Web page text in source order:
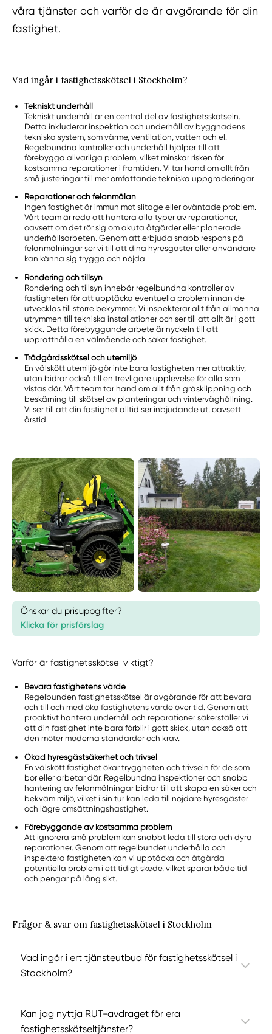
våra tjänster och varför de är avgörande för din
fastighet.
Vad ingår i fastighetsskötsel i Stockholm?
Tekniskt underhåll
Tekniskt underhåll är en central del av fastighetsskötseln.
Detta inkluderar inspektion och underhåll av byggnadens
tekniska system, som värme, ventilation, vatten och el.
Regelbundna kontroller och underhåll hjälper till att
förebygga allvarliga problem, vilket minskar risken för
kostsamma reparationer i framtiden. Vi tar hand om allt från
små justeringar till mer omfattande tekniska uppgraderingar.
Reparationer och felanmälan
Ingen fastighet är immun mot slitage eller oväntade problem.
Vårt team är redo att hantera alla typer av reparationer,
oavsett om det rör sig om akuta åtgärder eller planerade
underhållsarbeten. Genom att erbjuda snabb respons på
felanmälningar ser vi till att dina hyresgäster eller användare
kan känna sig trygga och nöjda.
Rondering och tillsyn
Rondering och tillsyn innebär regelbundna kontroller av
fastigheten för att upptäcka eventuella problem innan de
utvecklas till större bekymmer. Vi inspekterar allt från allmänna
utrymmen till tekniska installationer och ser till att allt är i gott
skick. Detta förebyggande arbete är nyckeln till att
upprätthålla en välmående och säker fastighet.
Trädgårdsskötsel och utemiljö
En välskött utemiljö gör inte bara fastigheten mer attraktiv,
utan bidrar också till en trevligare upplevelse för alla som
vistas där. Vårt team tar hand om allt från gräsklippning och
beskärning till skötsel av planteringar och vinterväghållning.
Vi ser till att din fastighet alltid ser inbjudande ut, oavsett
årstid.
Önskar du prisuppgifter?
Klicka för prisförslag
Varför är fastighetsskötsel viktigt?
Bevara fastighetens värde
Regelbunden fastighetsskötsel är avgörande för att bevara
och till och med öka fastighetens värde över tid. Genom att
proaktivt hantera underhåll och reparationer säkerställer vi
att din fastighet inte bara förblir i gott skick, utan också att
den möter moderna standarder och krav.
Ökad hyresgästsäkerhet och trivsel
En välskött fastighet ökar tryggheten och trivseln för de som
bor eller arbetar där. Regelbundna inspektioner och snabb
hantering av felanmälningar bidrar till att skapa en säker och
bekväm miljö, vilket i sin tur kan leda till nöjdare hyresgäster
och lägre omsättningshastighet.
Förebyggande av kostsamma problem
Att ignorera små problem kan snabbt leda till stora och dyra
reparationer. Genom att regelbundet underhålla och
inspektera fastigheten kan vi upptäcka och åtgärda
potentiella problem i ett tidigt skede, vilket sparar både tid
och pengar på lång sikt.
Frågor & svar om fastighetsskötsel i Stockholm
Vad ingår i ert tjänsteutbud för fastighetsskötsel i
Stockholm?
Kan jag nyttja RUT-avdraget för era
fastighetsskötseltjänster?